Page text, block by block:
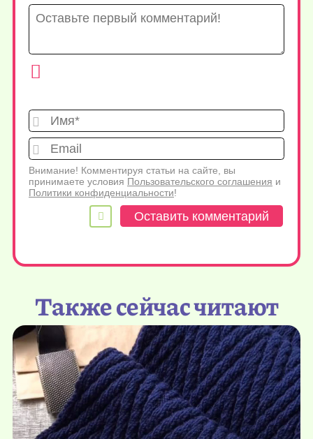
Имя*
Внимание! Комментируя статьи на сайте, вы
принимаете условия Пользовательского соглашения и
Политики конфиденциальности!
Также сейчас читают